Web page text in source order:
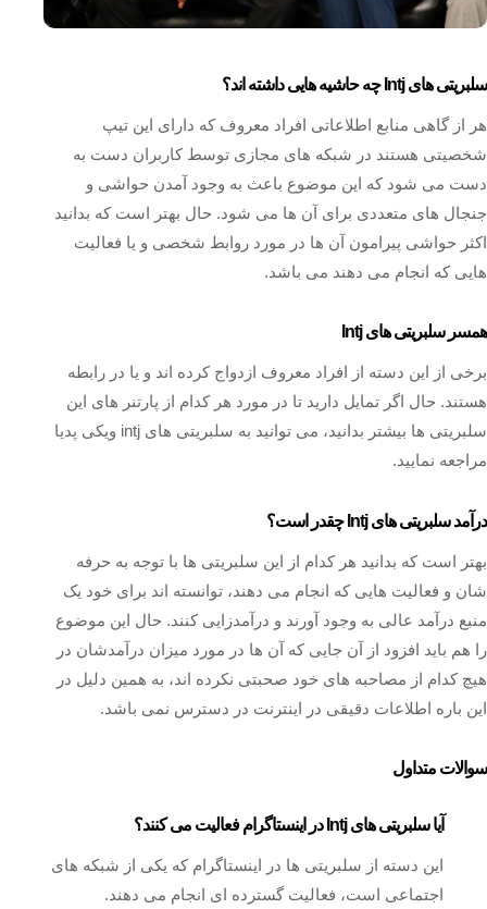
سلبریتی های Intj چه حاشیه هایی داشته اند؟
هر از گاهی منابع اطلاعاتی افراد معروف که دارای این تیپ
شخصیتی هستند در شبکه‌ های مجازی توسط کاربران دست به
دست می‌ شود که این موضوع باعث به وجود آمدن حواشی و
جنجال های متعددی برای آن ها می شود. حال بهتر است که بدانید
اکثر حواشی پیرامون آن ها در مورد روابط شخصی و یا فعالیت‌
هایی که انجام می‌ دهند می باشد.
همسر سلبریتی های Intj
برخی از این دسته از افراد معروف ازدواج کرده اند و یا در رابطه
هستند. حال اگر تمایل دارید تا در مورد هر کدام از پارتنر های این
سلبریتی ها بیشتر بدانید، می توانید به سلبریتی های intj ویکی پدیا
مراجعه نمایید.
درآمد سلبریتی های Intj چقدر است؟
بهتر است که بدانید هر کدام از این سلبریتی ها با توجه به حرفه
شان و فعالیت هایی که انجام می‌ دهند، توانسته اند برای خود یک
منبع درآمد عالی به وجود آورند و درآمدزایی کنند. حال این موضوع
را هم باید افزود از آن جایی که آن ها در مورد میزان درآمدشان در
هیچ کدام از مصاحبه‌ های خود صحبتی نکرده اند، به همین دلیل در
این باره اطلاعات دقیقی در اینترنت در دسترس نمی باشد.
سوالات متداول
آیا سلبریتی های Intj در اینستاگرام فعالیت می کنند؟
این دسته از سلبریتی ها در اینستاگرام که یکی از شبکه های
اجتماعی است، فعالیت گسترده ای انجام می دهند.